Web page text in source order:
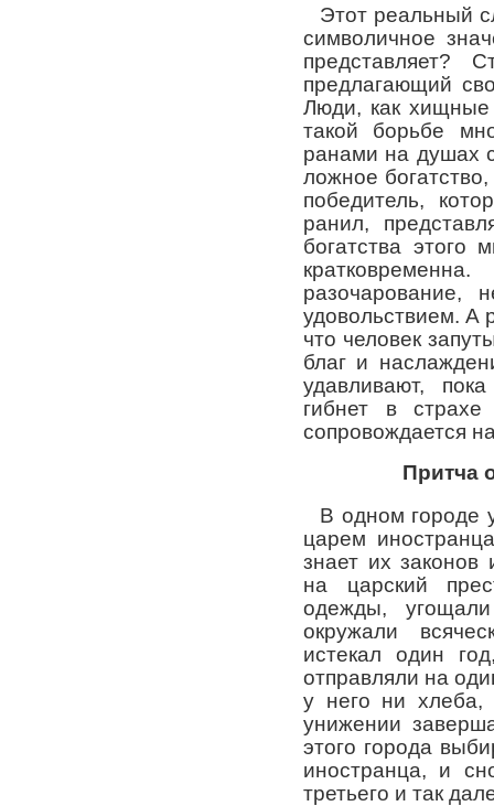
Этот реальный
символичное
предлагающий
Люди, как хищные
такой борьбе
ранами на душах
ложное
победитель,
ранил,
богатства этого
разочарование,
удовольствием. А
что человек
благ и
удавливают,
гибнет в
сопровождается
Притча
В одном городе
царем
знает их законов
на царский
одежды,
окружали
истекал один
отправляли на
у него ни
унижении
этого города
иностранца, и
третьего и так